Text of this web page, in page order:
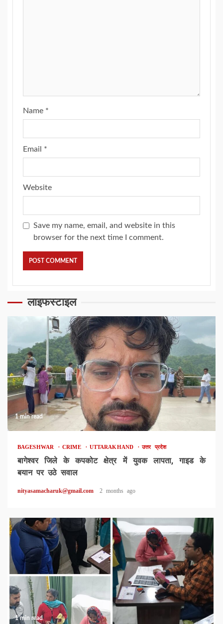
Name *
Email *
Website
Save my name, email, and website in this
browser for the next time I comment.
लाइफस्टाइल
1 min read
BAGESHWAR CRIME UTTARAKHAND उत्तर प्रदेश
बागेश्वर जिले के कपकोट क्षेत्र में युवक लापता, गाइड के
बयान पर उठे सवाल
nityasamacharuk@gmail.com 2 months ago
1 min read